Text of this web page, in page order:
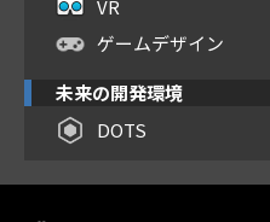
VR
ゲームデザイン
未来の開発環境
DOTS